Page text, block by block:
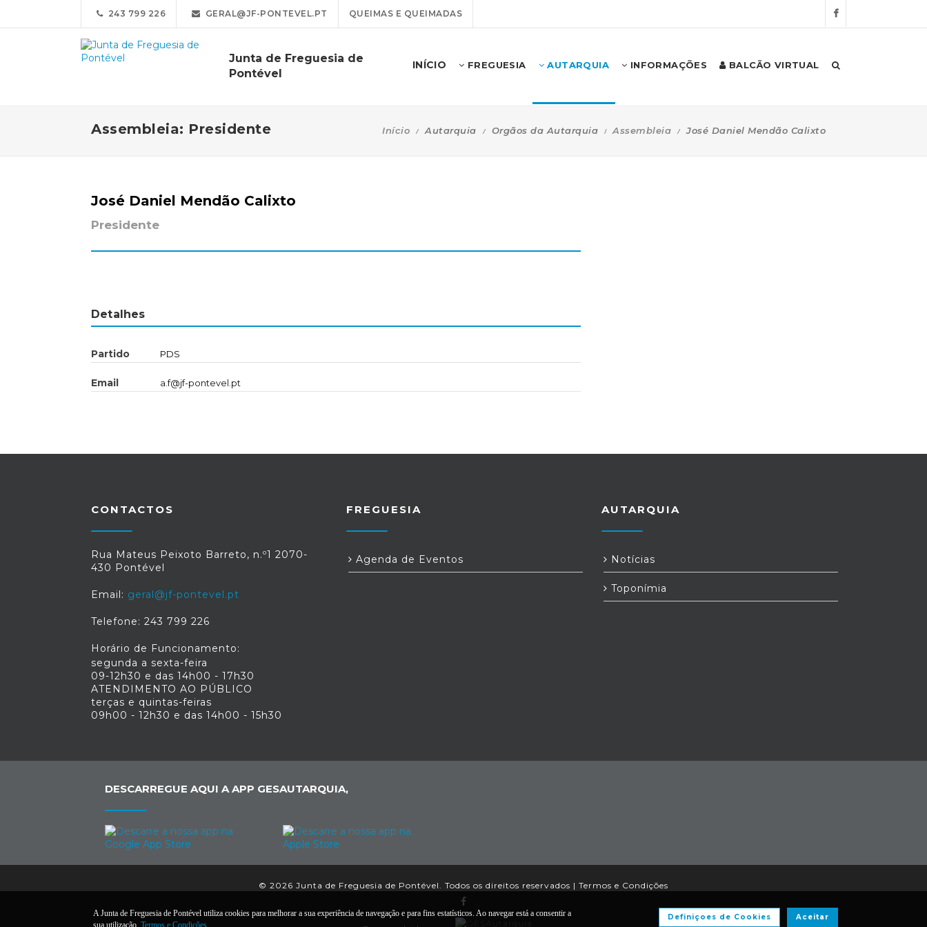
243 799 226 GERAL@JF-PONTEVEL.PT QUEIMAS E QUEIMADAS
Junta de Freguesia de
Pontével
INÍCIO FREGUESIA AUTARQUIA INFORMAÇÕES BALCÃO VIRTUAL
Assembleia: Presidente Início Autarquia Orgãos da Autarquia Assembleia José Daniel Mendão Calixto
José Daniel Mendão Calixto
Presidente
Detalhes
Partido PDS
Email a.f@jf-pontevel.pt
CONTACTOS
Rua Mateus Peixoto Barreto, n.º1 2070-
430 Pontével
Email: geral@jf-pontevel.pt
Telefone: 243 799 226
Horário de Funcionamento:
segunda a sexta-feira
09-12h30 e das 14h00 - 17h30
ATENDIMENTO AO PÚBLICO
terças e quintas-feiras
09h00 - 12h30 e das 14h00 - 15h30
FREGUESIA
Agenda de Eventos
AUTARQUIA
Notícias
Toponímia
DESCARREGUE AQUI A APP GESAUTARQUIA,
© 2026 Junta de Freguesia de Pontével. Todos os direitos reservados | Termos e Condições
A Junta de Freguesia de Pontével utiliza cookies para melhorar a sua experiência de navegação e para fins estatísticos. Ao navegar está a consentir a
sua utilização. Termos e Condições
Aceitar
Definiçoes de Cookies